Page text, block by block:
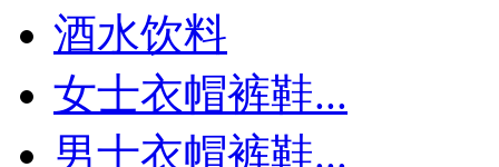
酒水饮料
女士衣帽裤鞋...
男士衣帽裤鞋...